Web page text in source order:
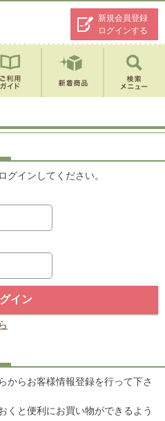
新規会員登録
ログインする
グインしてください。
からお客様情報登録を行って下さ
くと便利にお買い物ができるよう